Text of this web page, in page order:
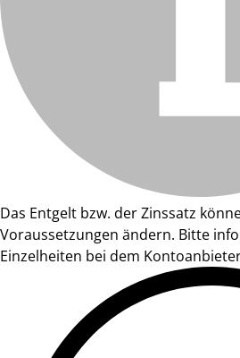
Das Entgelt bzw. der Zinssatz
Voraussetzungen ändern. Bitte
Einzelheiten bei dem